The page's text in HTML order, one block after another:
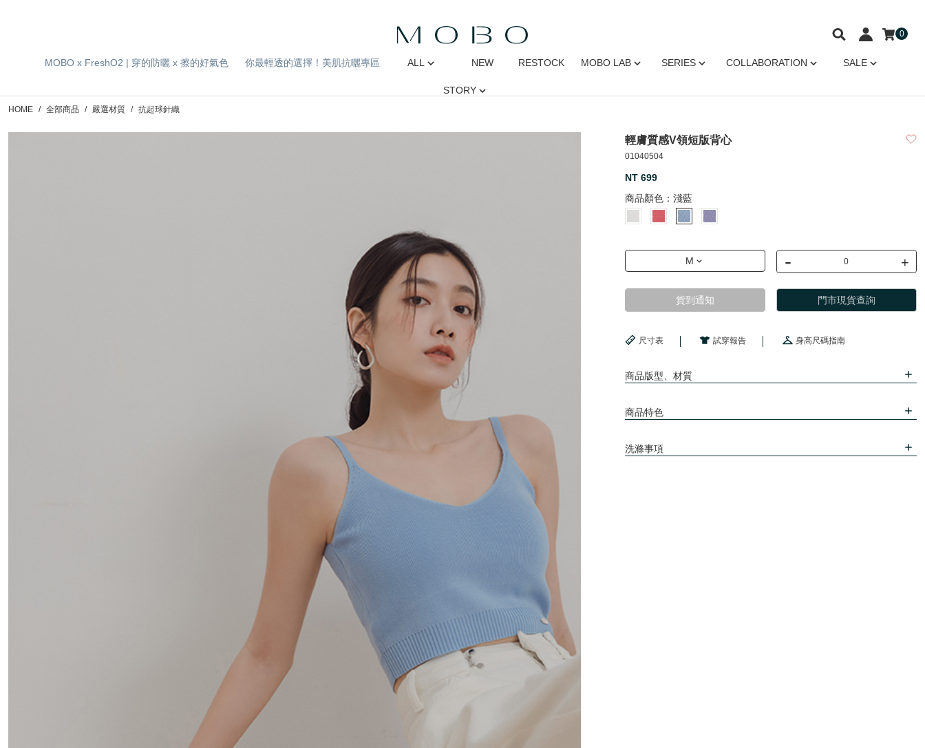
MOBO x FreshO2 | 穿的防曬 x 擦的好氣色 你最輕透的選擇！美肌抗曬專區 ALL NEW RESTOCK MOBO LAB SERIES COLLABORATION SALE
STORY
0
HOME 全部商品 嚴選材質 抗起球針織
輕膚質感V領短版背心
01040504
NT 699
商品顏色： 淺藍
M - +
貨到通知 門市現貨查詢
尺寸表 試穿報告 身高尺碼指南
商品版型、材質
商品特色
洗滌事項